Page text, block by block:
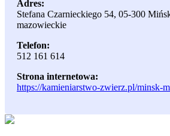
Adres:
Stefana Czarnieckiego 54, 05-300
mazowieckie
Telefon:
512 161 614
Strona internetowa:
https://kamieniarstwo-zwierz.pl/minsk-